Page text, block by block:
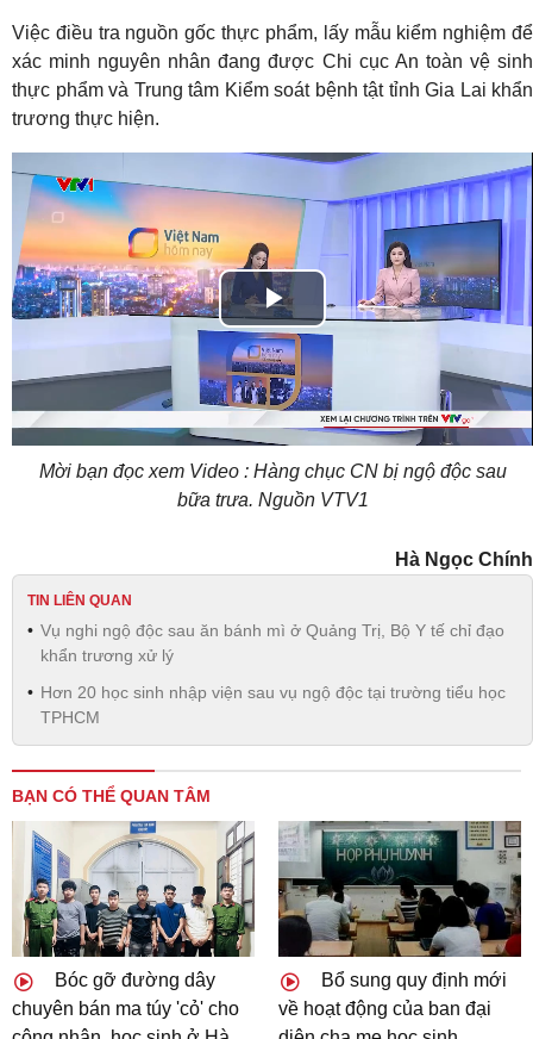
Việc điều tra nguồn gốc thực phẩm, lấy mẫu kiểm nghiệm để
xác minh nguyên nhân đang được Chi cục An toàn vệ sinh
thực phẩm và Trung tâm Kiểm soát bệnh tật tỉnh Gia Lai khẩn
trương thực hiện.
Play
Video
Mời bạn đọc xem Video : Hàng chục CN bị ngộ độc sau
bữa trưa. Nguồn VTV1
Hà Ngọc Chính
TIN LIÊN QUAN
Vụ nghi ngộ độc sau ăn bánh mì ở Quảng Trị, Bộ Y tế chỉ đạo
khẩn trương xử lý
Hơn 20 học sinh nhập viện sau vụ ngộ độc tại trường tiểu học
TPHCM
BẠN CÓ THỂ QUAN TÂM
Bóc gỡ đường dây
chuyên bán ma túy 'cỏ' cho
Bổ sung quy định mới
về hoạt động của ban đại